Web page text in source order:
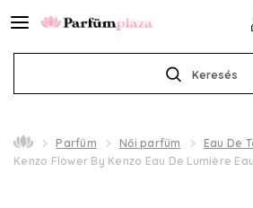
Keresés
Parfüm Női parfüm Eau De
Kenzo Flower By Kenzo Eau De Lumière